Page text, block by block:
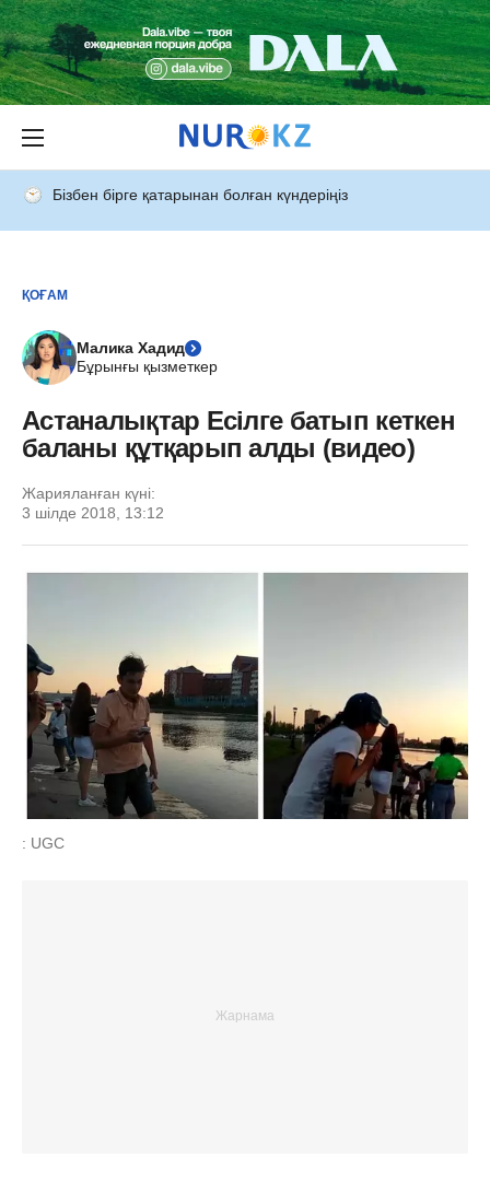
Бізбен бірге қатарынан болған күндеріңіз
ҚОҒАМ
Малика Хадид
Бұрынғы қызметкер
Астаналықтар Есілге батып кеткен
баланы құтқарып алды (видео)
Жарияланған күні:
3 шілде 2018, 13:12
: UGC